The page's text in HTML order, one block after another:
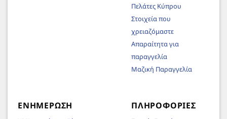
Πελάτες Κύπρου
Στοιχεία που
χρειαζόμαστε
Απαραίτητα για
παραγγελία
Μαζική Παραγγελία
ΕΝΗΜΈΡΩΣΗ ΠΛΗΡΟΦΟΡΊΕΣ